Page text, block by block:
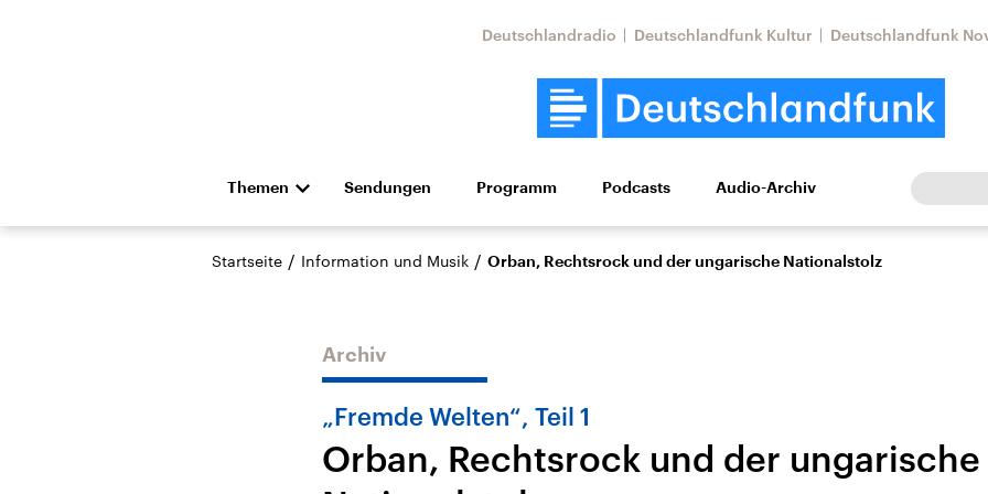
Deutschlandradio Deutschlandfunk Kultur Deutschlandfunk
Themen
Die Nachrichten Politik Wirtschaft Wissen Kultur Europa
Hörspiel und Feature Musik
Landtagswahl Sachsen-
USA
Nahostkonflikt
Iran
Aktuelle Lage und
Sendungen Programm Podcasts Audio-Archiv
Startseite / Information und Musik / Orban, Rechtsrock und der ungarische Nationalstolz
Archiv
„Fremde Welten“, Teil 1
Orban, Rechtsrock und der ungarische